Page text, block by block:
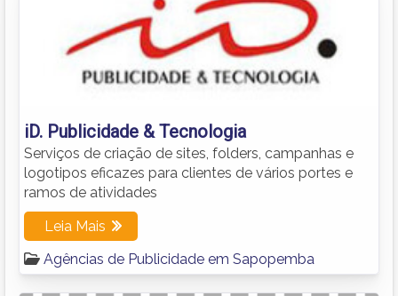
iD. Publicidade & Tecnologia
Serviços de criação de sites, folders, campanhas e
logotipos eficazes para clientes de vários portes e
ramos de atividades
Leia Mais
Agências de Publicidade em Sapopemba